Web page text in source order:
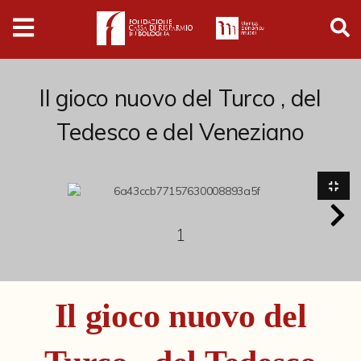
Digital
Humanities
Donazioni
Pubblicazioni
Collezioni
Il gioco nuovo del Turco , del
Tedesco e del Veneziano
1
Il gioco nuovo del